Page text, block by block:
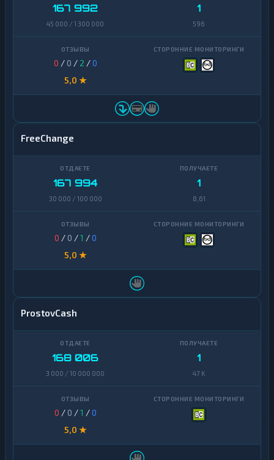
167 992
45 000 / 1 300 000
1
596
0 / 0 / 2 /0
5,0 ★
FreeChange
167 994
30 000 / 100 000
1
8,61
0 / 0 /1 /0
5,0 ★
ProstovCash
168 006
3 000 / 10 000 000
1
47 K
0 / 0 /1 /0
5,0 ★